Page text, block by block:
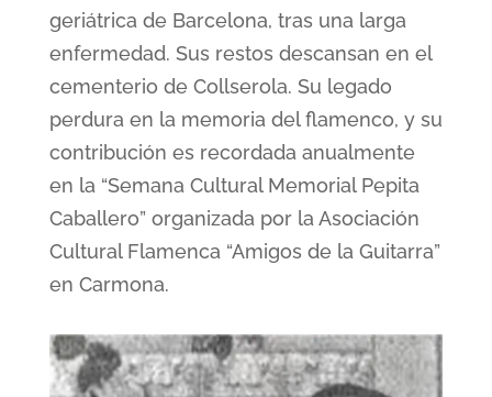
geriátrica de Barcelona, tras una larga
enfermedad. Sus restos descansan en el
cementerio de Collserola. Su legado
perdura en la memoria del flamenco, y su
contribución es recordada anualmente
en la “Semana Cultural Memorial Pepita
Caballero” organizada por la Asociación
Cultural Flamenca “Amigos de la Guitarra”
en Carmona.